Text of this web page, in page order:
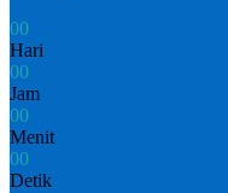
00
Hari
00
Jam
00
Menit
00
Detik